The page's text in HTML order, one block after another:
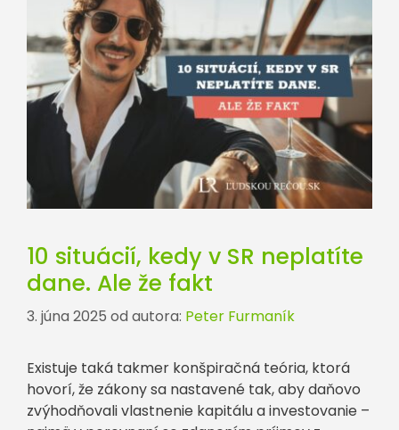
10 situácií, kedy v SR neplatíte
dane. Ale že fakt
3. júna 2025 od autora: Peter Furmaník
Existuje taká takmer konšpiračná teória, ktorá
hovorí, že zákony sa nastavené tak, aby daňovo
zvýhodňovali vlastnenie kapitálu a investovanie –